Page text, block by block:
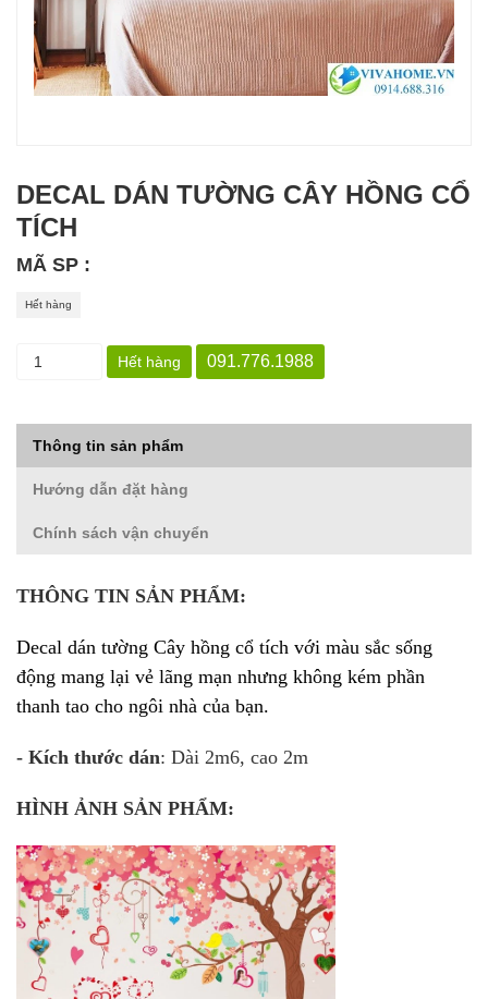
DECAL DÁN TƯỜNG CÂY HỒNG CỔ
TÍCH
MÃ SP :
Hết hàng
Hết hàng 091.776.1988
Thông tin sản phẩm
Hướng dẫn đặt hàng
Chính sách vận chuyển
THÔNG TIN SẢN PHẨM:
Decal dán tường Cây hồng cổ tích với màu sắc sống
động mang lại vẻ lãng mạn nhưng không kém phần
thanh tao cho ngôi nhà của bạn.
- Kích thước dán: Dài 2m6, cao 2m
HÌNH ẢNH SẢN PHẨM: